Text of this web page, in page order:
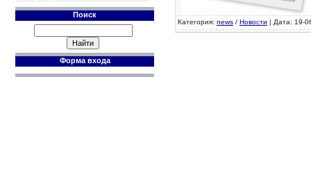
Поиск
Форма входа
Категория: news / Новости | Дата: 19-